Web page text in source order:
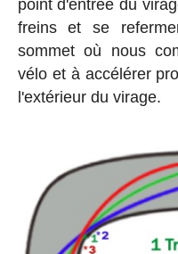
point d'entrée du
freins et se
sommet où nous
vélo et à accélérer
l'extérieur du virage.